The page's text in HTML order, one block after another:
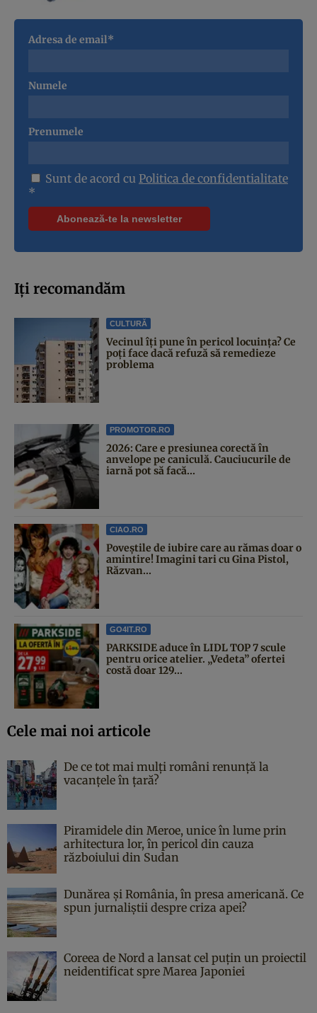
Adresa de email*
Numele
Prenumele
Sunt de acord cu Politica de confidentialitate
*
Iți recomandăm
CULTURĂ
Vecinul îți pune în pericol locuința? Ce
poți face dacă refuză să remedieze
problema
PROMOTOR.RO
2026: Care e presiunea corectă în
anvelope pe caniculă. Cauciucurile de
iarnă pot să facă...
CIAO.RO
Poveştile de iubire care au rămas doar o
amintire! Imagini tari cu Gina Pistol,
Răzvan...
GO4IT.RO
PARKSIDE aduce în LIDL TOP 7 scule
pentru orice atelier. „Vedeta” ofertei
costă doar 129...
Cele mai noi articole
De ce tot mai mulți români renunță la
vacanțele în țară?
Piramidele din Meroe, unice în lume prin
arhitectura lor, în pericol din cauza
războiului din Sudan
Dunărea și România, în presa americană. Ce
spun jurnaliștii despre criza apei?
Coreea de Nord a lansat cel puțin un proiectil
neidentificat spre Marea Japoniei